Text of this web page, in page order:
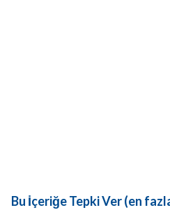
Bu İçeriğe Tepki Ver (en